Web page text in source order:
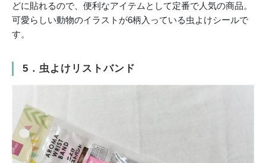
どに貼れるので、便利なアイテムとして定番で人気の商品。
可愛らしい動物のイラストが6柄入っている虫よけシールで
す。
5．虫よけリストバンド